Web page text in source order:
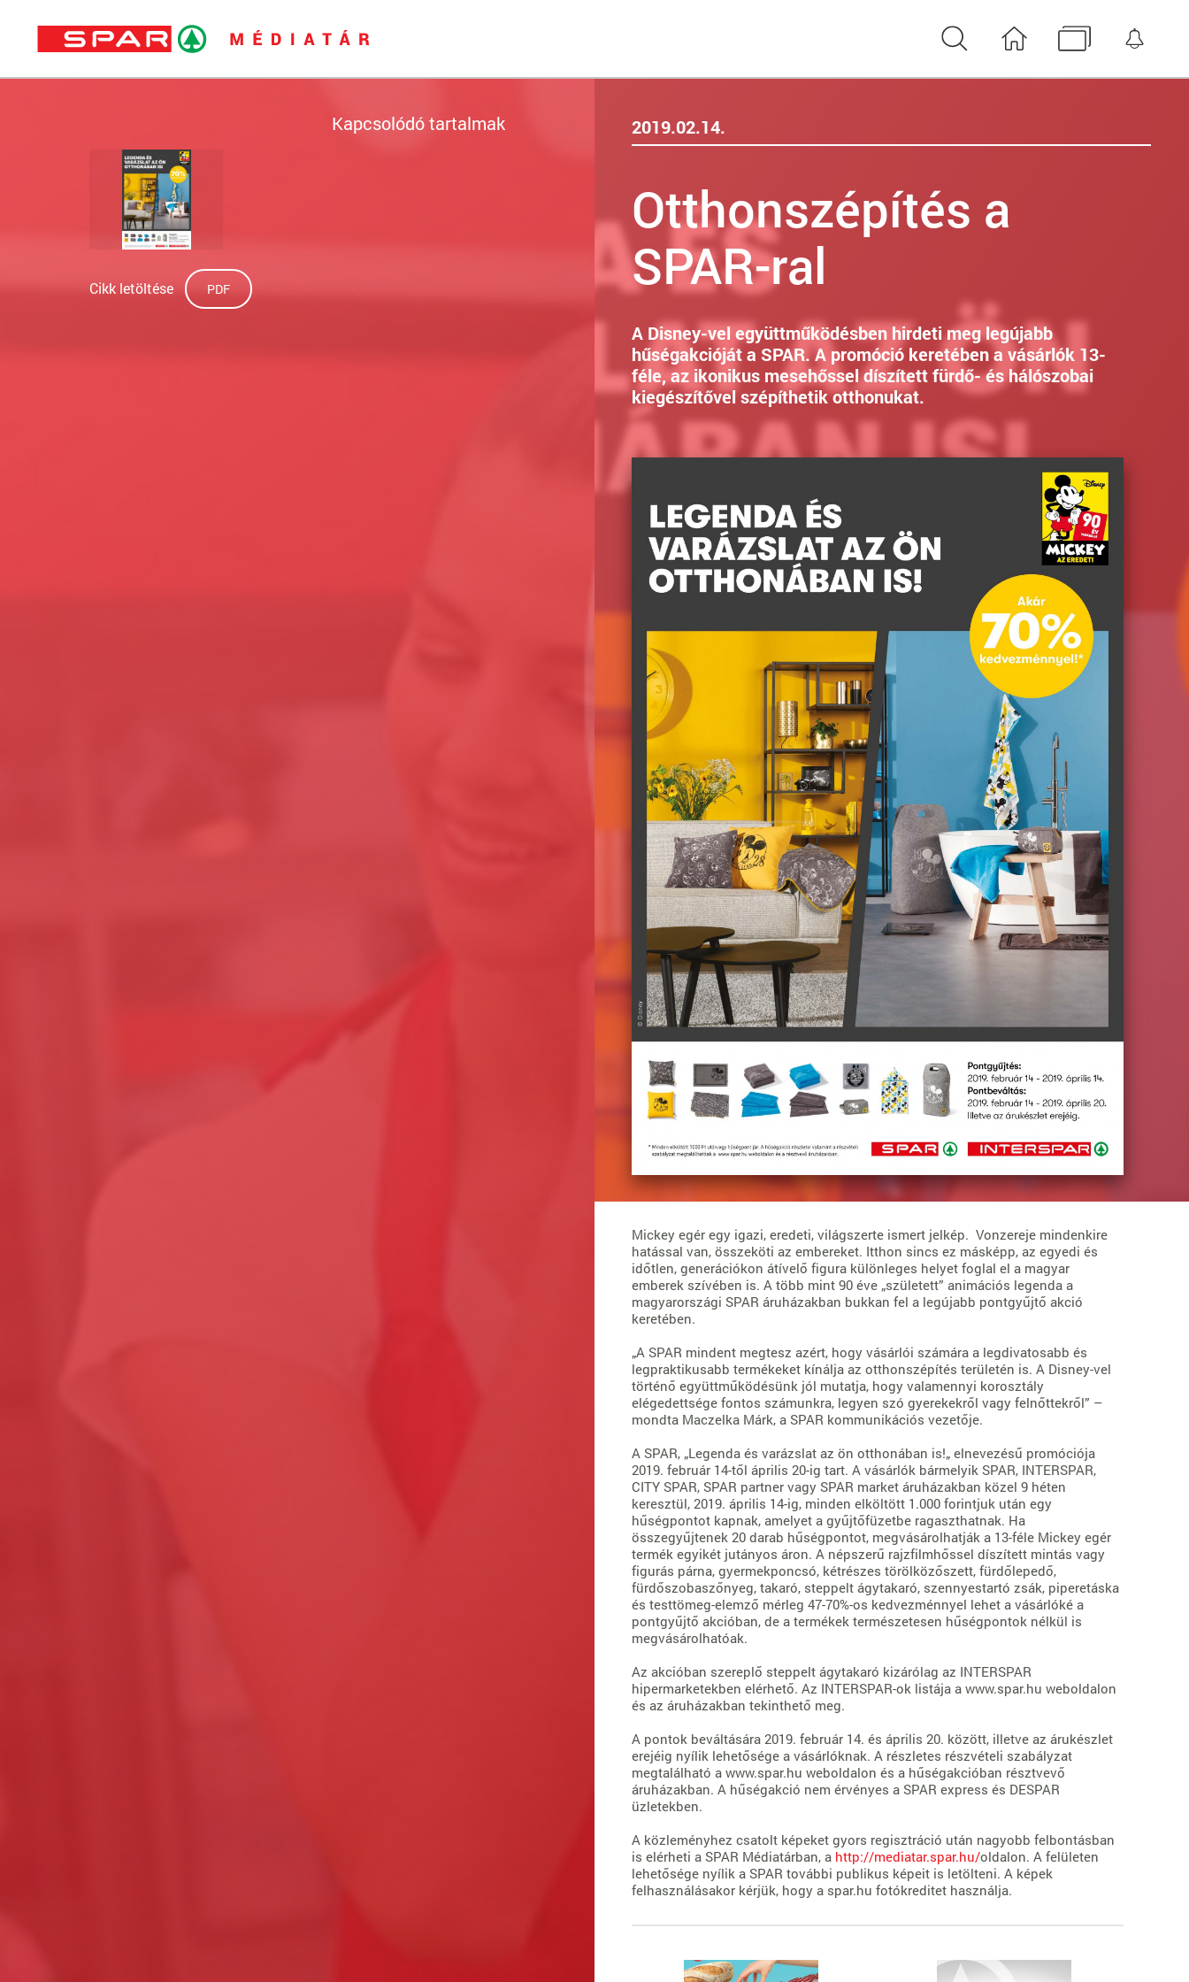
Kapcsolódó tartalmak
Cikk letöltése PDF
2019.02.14.
Otthonszépítés a
SPAR-ral
A Disney-vel együttműködésben hirdeti meg legújabb
hűségakcióját a SPAR. A promóció keretében a vásárlók 13-
féle, az ikonikus mesehőssel díszített fürdő- és hálószobai
kiegészítővel szépíthetik otthonukat.
Mickey egér egy igazi, eredeti, világszerte ismert jelkép. Vonzereje mindenkire
hatással van, összeköti az embereket. Itthon sincs ez másképp, az egyedi és
időtlen, generációkon átívelő figura különleges helyet foglal el a magyar
emberek szívében is. A több mint 90 éve „született” animációs legenda a
magyarországi SPAR áruházakban bukkan fel a legújabb pontgyűjtő akció
keretében.
„A SPAR mindent megtesz azért, hogy vásárlói számára a legdivatosabb és
legpraktikusabb termékeket kínálja az otthonszépítés területén is. A Disney-vel
történő együttműködésünk jól mutatja, hogy valamennyi korosztály
elégedettsége fontos számunkra, legyen szó gyerekekről vagy felnőttekről” –
mondta Maczelka Márk, a SPAR kommunikációs vezetője.
A SPAR, „Legenda és varázslat az ön otthonában is!„ elnevezésű promóciója
2019. február 14-től április 20-ig tart. A vásárlók bármelyik SPAR, INTERSPAR,
CITY SPAR, SPAR partner vagy SPAR market áruházakban közel 9 héten
keresztül, 2019. április 14-ig, minden elköltött 1.000 forintjuk után egy
hűségpontot kapnak, amelyet a gyűjtőfüzetbe ragaszthatnak. Ha
összegyűjtenek 20 darab hűségpontot, megvásárolhatják a 13-féle Mickey egér
termék egyikét jutányos áron. A népszerű rajzfilmhőssel díszített mintás vagy
figurás párna, gyermekponcsó, kétrészes törölközőszett, fürdőlepedő,
fürdőszobaszőnyeg, takaró, steppelt ágytakaró, szennyestartó zsák, piperetáska
és testtömeg-elemző mérleg 47-70%-os kedvezménnyel lehet a vásárlóké a
pontgyűjtő akcióban, de a termékek természetesen hűségpontok nélkül is
megvásárolhatóak.
Az akcióban szereplő steppelt ágytakaró kizárólag az INTERSPAR
hipermarketekben elérhető. Az INTERSPAR-ok listája a www.spar.hu weboldalon
és az áruházakban tekinthető meg.
A pontok beváltására 2019. február 14. és április 20. között, illetve az árukészlet
erejéig nyílik lehetősége a vásárlóknak. A részletes részvételi szabályzat
megtalálható a www.spar.hu weboldalon és a hűségakcióban résztvevő
áruházakban. A hűségakció nem érvényes a SPAR express és DESPAR
üzletekben.
A közleményhez csatolt képeket gyors regisztráció után nagyobb felbontásban
is elérheti a SPAR Médiatárban, a http://mediatar.spar.hu/oldalon. A felületen
lehetősége nyílik a SPAR további publikus képeit is letölteni. A képek
felhasználásakor kérjük, hogy a spar.hu fotókreditet használja.